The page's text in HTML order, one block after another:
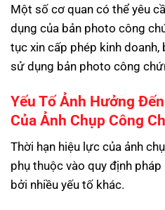
Một số cơ quan có thể yêu
dụng của bản photo công
tục xin cấp phép kinh
sử dụng bản photo công
Yếu Tố Ảnh Hưởng
Của Ảnh Chụp Công
Thời hạn hiệu lực của ảnh
phụ thuộc vào quy định
bởi nhiều yếu tố khác.